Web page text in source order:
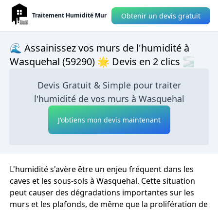
Traitement Humidité Mur Obtenir un devis gratuit
🌊 Assainissez vos murs de l'humidité à
Wasquehal (59290) 🌟 Devis en 2 clics 🌫
Devis Gratuit & Simple pour traiter
l'humidité de vos murs à Wasquehal
J'obtiens mon devis maintenant
L'humidité s'avère être un enjeu fréquent dans les
caves et les sous-sols à Wasquehal. Cette situation
peut causer des dégradations importantes sur les
murs et les plafonds, de même que la prolifération de